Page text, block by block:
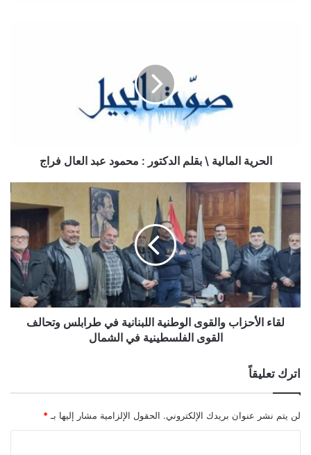
الحرية المالية \ بقلم الدكتور : محمود عبد العال فراج
لقاء الأحزاب والقوى الوطنية اللبنانية في طرابلس وتحالف
القوى الفلسطينية في الشمال
اترك تعليقاً
لن يتم نشر عنوان بريدك الإلكتروني. الحقول الإلزامية مشار إليها بـ *